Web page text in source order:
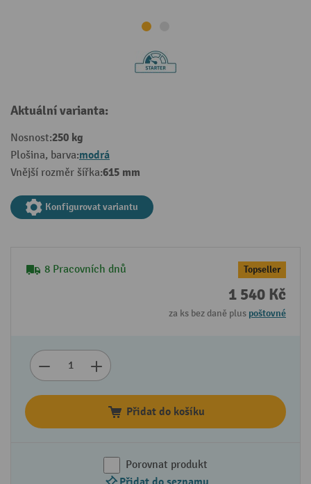
Aktuální varianta:
Nosnost:250 kg
Plošina, barva:modrá
Vnější rozměr šířka:615 mm
Konfigurovat variantu
8 Pracovních dnů Topseller
1 540 Kč
za ks bez daně plus poštovné
Přidat do košíku
Porovnat produkt